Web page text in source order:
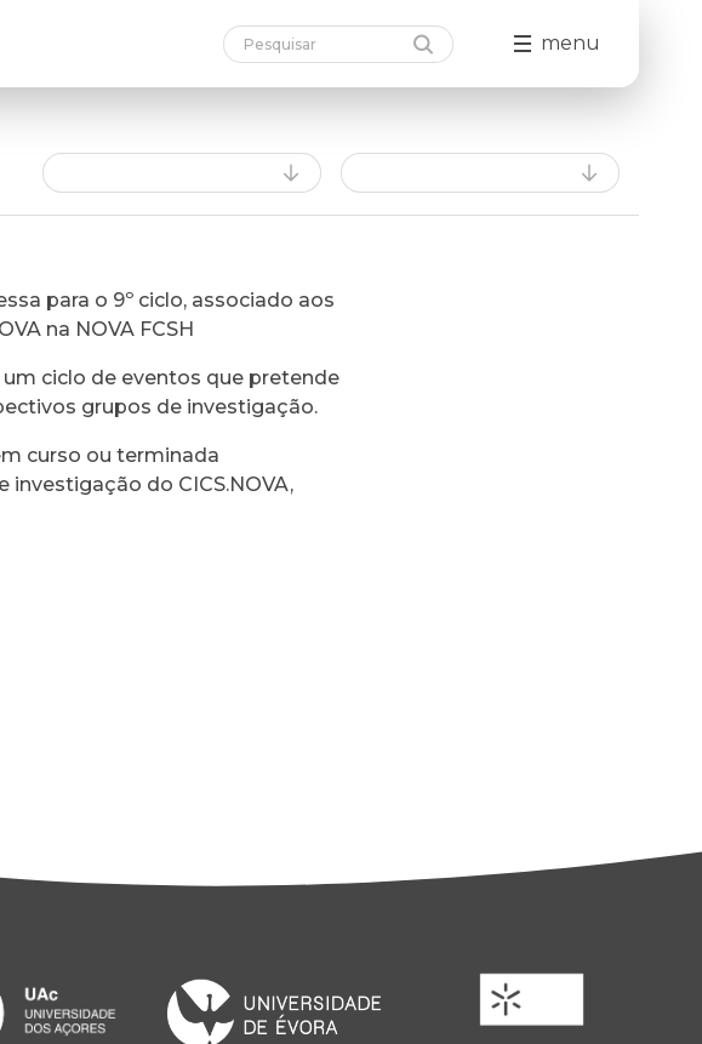
menu
para o 9º ciclo, associado aos
na NOVA FCSH
ciclo de eventos que pretende
grupos de investigação.
curso ou terminada
do CICS.NOVA,